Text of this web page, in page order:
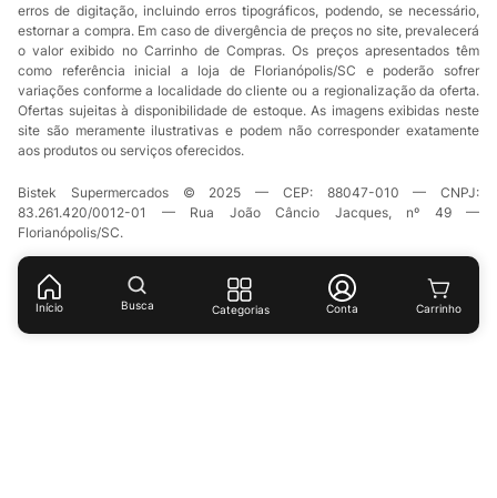
Início Busca Categorias Conta
erros de digitação, incluindo erros tipográficos, podendo, se necessário,
estornar a compra. Em caso de divergência de preços no site, prevalecerá
o valor exibido no Carrinho de Compras. Os preços apresentados têm
como referência inicial a loja de Florianópolis/SC e poderão sofrer
variações conforme a localidade do cliente ou a regionalização da oferta.
Ofertas sujeitas à disponibilidade de estoque. As imagens exibidas neste
site são meramente ilustrativas e podem não corresponder exatamente
aos produtos ou serviços oferecidos.
Bistek Supermercados © 2025 — CEP: 88047-010 — CNPJ:
83.261.420/0012-01 — Rua João Câncio Jacques, nº 49 —
Florianópolis/SC.